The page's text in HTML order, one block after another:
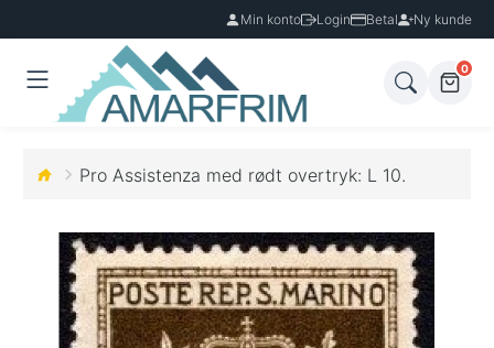
Min konto Login Betal Ny kunde
0
Pro Assistenza med rødt overtryk: L 10.